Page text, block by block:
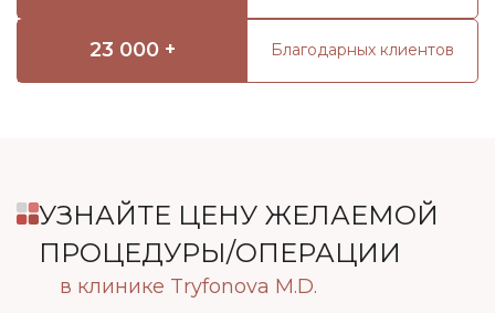
23 000 + Благодарных клиентов
УЗНАЙТЕ ЦЕНУ ЖЕЛАЕМОЙ
ПРОЦЕДУРЫ/ОПЕРАЦИИ
в клинике Tryfonova M.D.